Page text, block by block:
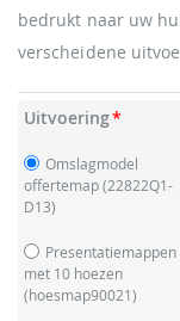
bedrukt naar uw
verscheidene
Uitvoering
Omslagmodel
offertemap(22822Q1-
D13)
Presentatiemappen
met 10 hoezen
(hoesmap90021)